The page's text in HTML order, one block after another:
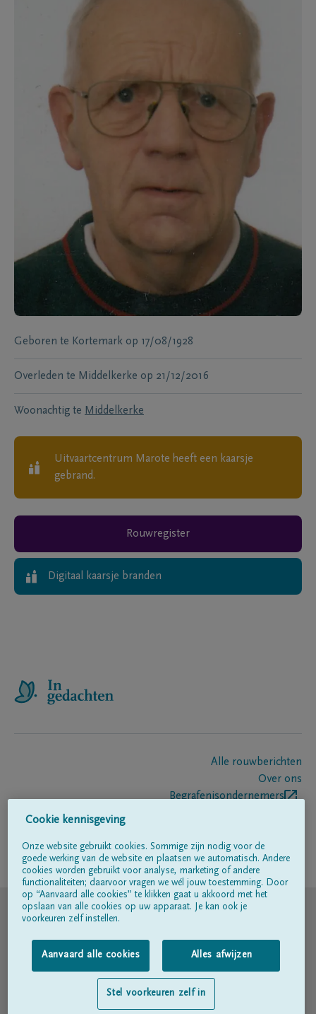
Geboren te Kortemark op 17/08/1928
Overleden te Middelkerke op 21/12/2016
Woonachtig te Middelkerke
Uitvaartcentrum Marote heeft een kaarsje
gebrand.
Rouwregister
Digitaal kaarsje branden
Alle rouwberichten
Over ons
Begrafenisondernemers
Volg ons op
© DELA
Gebruiksvoorwaarden
Privacyverklaring
Toegankelijkheidsverklaring
Cookie kennisgeving
Onze website gebruikt cookies. Sommige zijn nodig voor de
goede werking van de website en plaatsen we automatisch. Andere
cookies worden gebruikt voor analyse, marketing of andere
functionaliteiten; daarvoor vragen we wél jouw toestemming. Door
op “Aanvaard alle cookies” te klikken gaat u akkoord met het
opslaan van alle cookies op uw apparaat. Je kan ook je
voorkeuren zelf instellen.
Aanvaard alle cookies Alles afwijzen
Stel voorkeuren zelf in